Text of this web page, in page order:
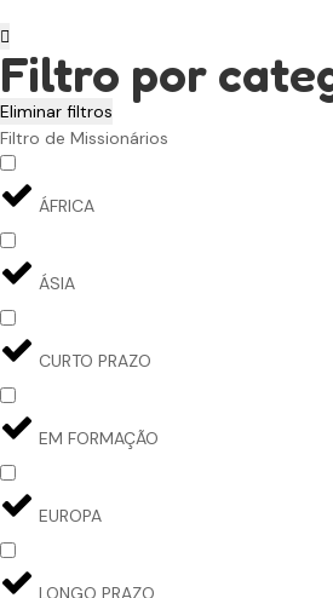
Filtro por
Eliminar filtros
Filtro de Missionários
ÁFRICA
ÁSIA
CURTO PRAZO
EM FORMAÇÃO
EUROPA
LONGO PRAZO